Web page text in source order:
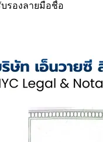
รองลายมือชื่อ